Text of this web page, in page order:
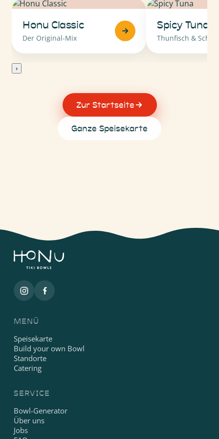
Honu Classic
Der Original-Mix
Spicy Tuna
Thunfisch &
›
Zur Startseite
Ganze Speisekarte
MENÜ
Speisekarte
Build your own Bowl
Standorte
Catering
SERVICE
Bowl-Generator
Über uns
Jobs